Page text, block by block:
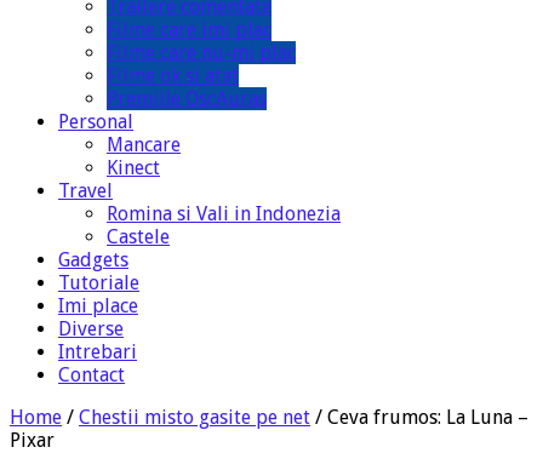
Trailere comentate
Filme care imi plac
Filme care nu-mi plac
Filme ok si atat
Premiile OscAuras
Personal
Mancare
Kinect
Travel
Romina si Vali in Indonezia
Castele
Gadgets
Tutoriale
Imi place
Diverse
Intrebari
Contact
Home / Chestii misto gasite pe net / Ceva frumos: La Luna –
Pixar